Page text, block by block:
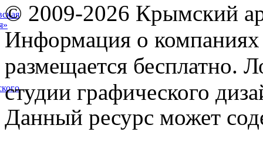
© 2009-2026 Крымский
Информация о компаниях
размещается бесплатно.
студии графического
Данный ресурс может